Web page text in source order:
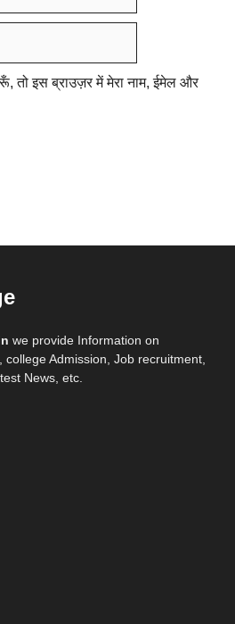
तो इस ब्राउज़र में मेरा नाम, ईमेल और
we provide Information on
Admission, Job recruitment,
News, etc.